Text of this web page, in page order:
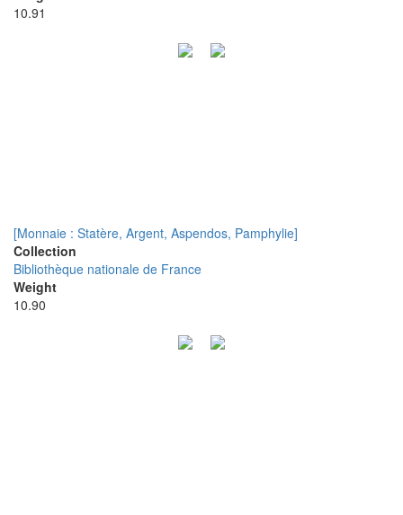
10.91
[Monnaie : Statère, Argent, Aspendos, Pamphylie]
Collection
Bibliothèque nationale de France
Weight
10.90